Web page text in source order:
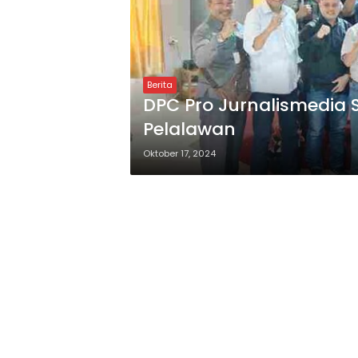
Berita
DPC Pro Jurnalismedia
Pelalawan
Oktober 17, 2024